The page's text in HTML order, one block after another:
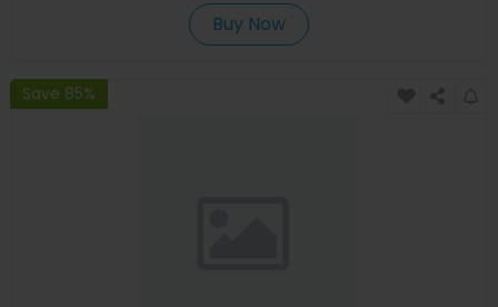
Buy Now
Save 85%